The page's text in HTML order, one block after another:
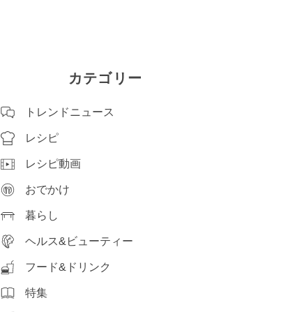
カテゴリー
トレンドニュース
レシピ
レシピ動画
おでかけ
暮らし
ヘルス&ビューティー
フード&ドリンク
特集